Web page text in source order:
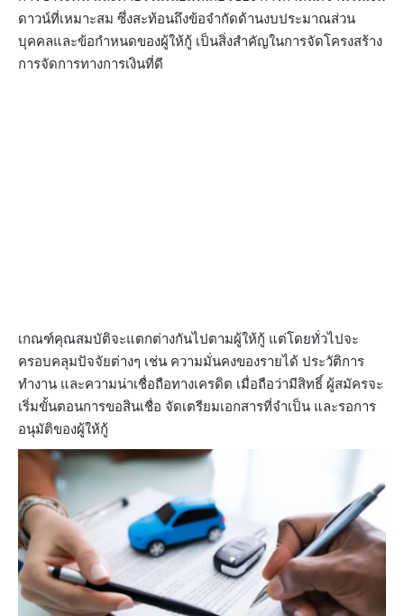
ดาวน์ที่เหมาะสม ซึ่งสะท้อนถึงข้อจำกัดด้านงบประมาณส่วน
บุคคลและข้อกำหนดของผู้ให้กู้ เป็นสิ่งสำคัญในการจัดโครงสร้าง
การจัดการทางการเงินที่ดี
เกณฑ์คุณสมบัติจะแตกต่างกันไปตามผู้ให้กู้ แต่โดยทั่วไปจะ
ครอบคลุมปัจจัยต่างๆ เช่น ความมั่นคงของรายได้ ประวัติการ
ทำงาน และความน่าเชื่อถือทางเครดิต เมื่อถือว่ามีสิทธิ์ ผู้สมัครจะ
เริ่มขั้นตอนการขอสินเชื่อ จัดเตรียมเอกสารที่จำเป็น และรอการ
อนุมัติของผู้ให้กู้